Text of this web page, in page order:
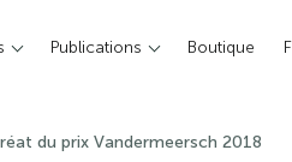
Publications Boutique
du prix Vandermeersch 2018